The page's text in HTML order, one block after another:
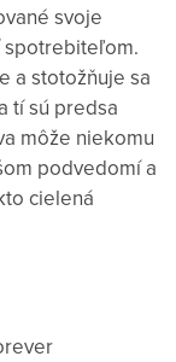
svoje
spotrebiteľom.
a stotožňuje sa
tí sú predsa
môže niekomu
podvedomí a
cielená